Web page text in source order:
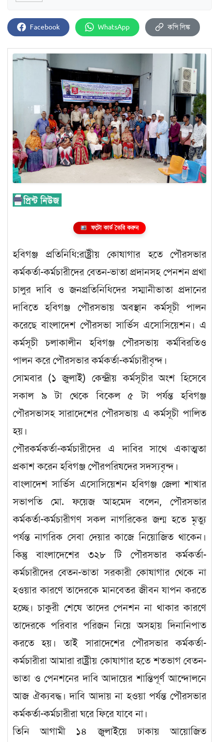
Facebook WhatsApp কপি লিঙ্ক
ফটো কার্ড তৈরি করুন
হবিগঞ্জ প্রতিনিধি:রাষ্ট্রীয় কোষাগার হতে পৌরসভার
কর্মকর্তা-কর্মচারীদের বেতন-ভাতা প্রদানসহ পেনশন প্রথা
চালুর দাবি ও জনপ্রতিনিধিদের সম্মানীভাতা প্রদানের
দাবিতে হবিগঞ্জ পৌরসভায় অবস্থান কর্মসূচী পালন
করেছে বাংলাদেশ পৌরসভা সার্ভিস এসোসিয়েশন। এ
কর্মসূচী চলাকালীন হবিগঞ্জ পৌরসভায় কর্মবিরতিও
পালন করে পৌরসভার কর্মকর্তা-কর্মচারীবৃন্দ।
সোমবার (১ জুলাই) কেন্দ্রীয় কর্মসূচীর অংশ হিসেবে
সকাল ৯ টা থেকে বিকেল ৫ টা পর্যন্ত হবিগঞ্জ
পৌরসভাসহ সারাদেশের পৌরসভায় এ কর্মসূচী পালিত
হয়।
পৌরকর্মকর্তা-কর্মচারীদের এ দাবির সাথে একাত্মতা
প্রকাশ করেন হবিগঞ্জ পৌরপরিষদের সদস্যবৃন্দ।
বাংলাদেশ সার্ভিস এসোসিয়েশন হবিগঞ্জ জেলা শাখার
সভাপতি মো. ফয়েজ আহমেদ বলেন, পৌরসভার
কর্মকর্তা-কর্মচারীগণ সকল নাগরিকের জন্ম হতে মৃত্যু
পর্যন্ত নাগরিক সেবা দেয়ার কাজে নিয়োজিত থাকেন।
কিন্তু বাংলাদেশের ৩২৮ টি পৌরসভার কর্মকর্তা-
কর্মচারীদের বেতন-ভাতা সরকারী কোষাগার থেকে না
হওয়ার কারণে তাদেরকে মানবেতর জীবন যাপন করতে
হচ্ছে। চাকুরী শেষে তাদের পেনশন না থাকার কারণে
তাদেরকে পরিবার পরিজন নিয়ে অসহায় দিনানিপাত
করতে হয়। তাই সারাদেশের পৌরসভার কর্মকর্তা-
কর্মচারীরা আমারা রাষ্ট্রীয় কোষাগার হতে শতভাগ বেতন-
ভাতা ও পেনশনের দাবি আদায়ের শান্তিপূর্ণ আন্দোলনে
আজ ঐক্যবদ্ধ। দাবি আদায় না হওয়া পর্যন্ত পৌরসভার
কর্মকর্তা-কর্মচারীরা ঘরে ফিরে যাবে না।
তিনি আগামী ১৪ জুলাইয়ে ঢাকায় আয়োজিত